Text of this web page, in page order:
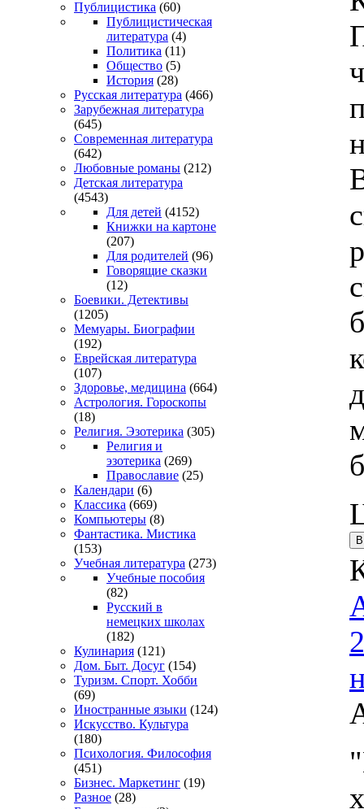
Публицистика (60)
Публицистическая
литература (4)
Политика (11)
Общество (5)
История (28)
Русская литература (466)
Зарубежная литература
(645)
Современная литература
(642)
Любовные романы (212)
Детская литература
(4543)
Для детей (4152)
Книжки на картоне
(207)
Для родителей (96)
Говорящие сказки
(12)
Боевики. Детективы
(1205)
Мемуары. Биографии
(192)
Еврейская литература
(107)
Здоровье, медицина (664)
Астрология. Гороскопы
(18)
Религия. Эзотерика (305)
Религия и
эзотерика (269)
Православие (25)
Календари (6)
Классика (669)
Компьютеры (8)
Фантастика. Мистика
(153)
Учебная литература (273)
Учебные пособия
(82)
Русский в
немецких школах
(182)
Кулинария (121)
Дом. Быт. Досуг (154)
Туризм. Спорт. Хобби
(69)
Иностранные языки (124)
Искусство. Культура
(180)
Психология. Философия
(451)
Бизнес. Маркетинг (19)
Разное (28)